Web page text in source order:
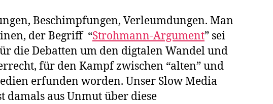
drei
Fragezeichen
Beschimpfungen, Verleumdungen. Man
der Begriff “Strohmann-Argument” sei
die Debatten um den digtalen Wandel und
für den Kampf zwischen “alten” und
erfunden worden. Unser Slow Media
damals aus Unmut über diese